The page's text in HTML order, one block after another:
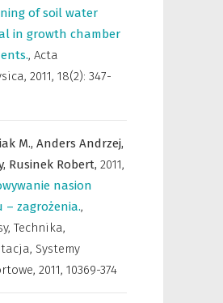
of soil water
in growth chamber
, Acta
, 2011, 18(2): 347-
M., Anders Andrzej,
Rusinek Robert, 2011,
nasion
– zagrożenia.,
Technika,
Systemy
, 2011, 10369-374